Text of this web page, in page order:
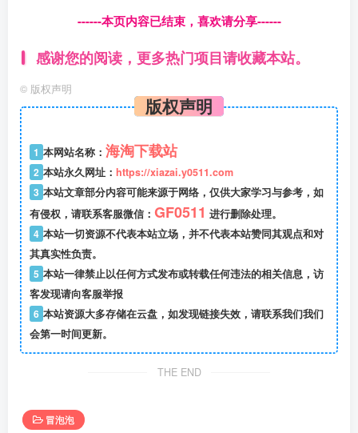
------本页内容已结束，喜欢请分享------
感谢您的阅读，更多热门项目请收藏本站。
© 版权声明
版权声明
1 本网站名称： 海淘下载站
2 本站永久网址： https://xiazai.y0511.com
3 本站文章部分内容可能来源于网络，仅供大家学习与参考，如
有侵权，请联系客服微信： GF0511 进行删除处理。
4 本站一切资源不代表本站立场，并不代表本站赞同其观点和对
其真实性负责。
5 本站一律禁止以任何方式发布或转载任何违法的相关信息，访
客发现请向客服举报
6 本站资源大多存储在云盘，如发现链接失效，请联系我们我们
会第一时间更新。
THE END
冒泡泡